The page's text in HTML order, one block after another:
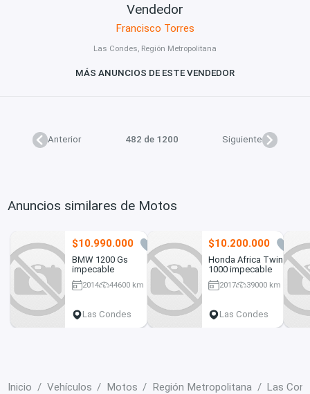
Vendedor
Francisco Torres
Las Condes, Región Metropolitana
MÁS ANUNCIOS DE ESTE VENDEDOR
Anterior 482 de 1200 Siguiente
Anuncios similares de Motos
$10.990.000
2
BMW 1200 Gs
impecable
2014
44600 km
Las Condes
$10.200.000
6
Honda Africa Twin
1000 impecable
2017
39000 km
Las Condes
Inicio Vehículos Motos Región Metropolitana Las